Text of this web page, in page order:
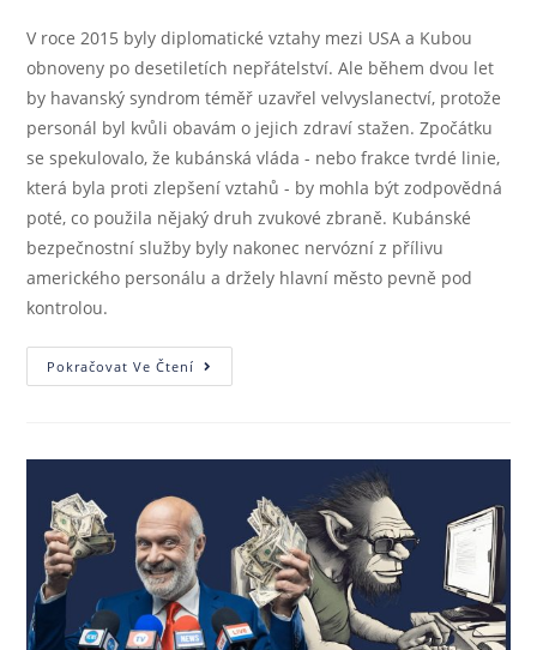
V roce 2015 byly diplomatické vztahy mezi USA a Kubou
obnoveny po desetiletích nepřátelství. Ale během dvou let
by havanský syndrom téměř uzavřel velvyslanectví, protože
personál byl kvůli obavám o jejich zdraví stažen. Zpočátku
se spekulovalo, že kubánská vláda - nebo frakce tvrdé linie,
která byla proti zlepšení vztahů - by mohla být zodpovědná
poté, co použila nějaký druh zvukové zbraně. Kubánské
bezpečnostní služby byly nakonec nervózní z přílivu
amerického personálu a držely hlavní město pevně pod
kontrolou.
Pokračovat Ve Čtení